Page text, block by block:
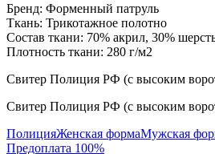
Бренд: Форменный патруль
Ткань: Трикотажное полотно
Состав ткани: 70% акрил, 30%
Плотность ткани: 280 г/м2
Свитер Полиция РФ (с высоким
Свитер Полиция РФ (с высоким
ПолицияЖенская формаМужская
Предоплата 100%